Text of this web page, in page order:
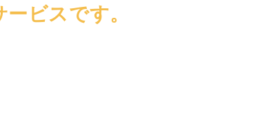
ビスです。